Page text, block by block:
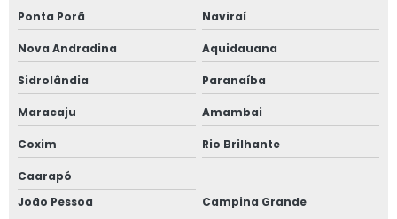
Ponta Porã Naviraí
Nova Andradina Aquidauana
Sidrolândia Paranaíba
Maracaju Amambai
Coxim Rio Brilhante
Caarapó
João Pessoa
Campina Grande